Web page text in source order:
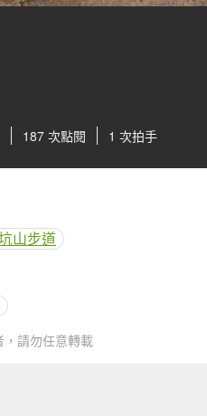
187 次點閱 1 次拍手
山步道
，請勿任意轉載